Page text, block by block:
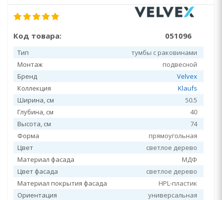
Код товара: 051096
Тип
тумбы с раковинами
Монтаж
подвесной
Бренд
Velvex
Коллекция
Klaufs
Ширина, см
50.5
Глубина, см
40
Высота, см
74
Форма
прямоугольная
Цвет
светлое дерево
Материал фасада
МДФ
Цвет фасада
светлое дерево
Материал покрытия фасада
HPL-пластик
Ориентация
универсальная